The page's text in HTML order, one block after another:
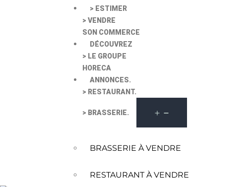
> ESTIMER
> VENDRE
SON COMMERCE
DÉCOUVREZ
> LE GROUPE
HORECA
ANNONCES.
> RESTAURANT.
> BRASSERIE.
BRASSERIE À VENDRE
RESTAURANT À VENDRE